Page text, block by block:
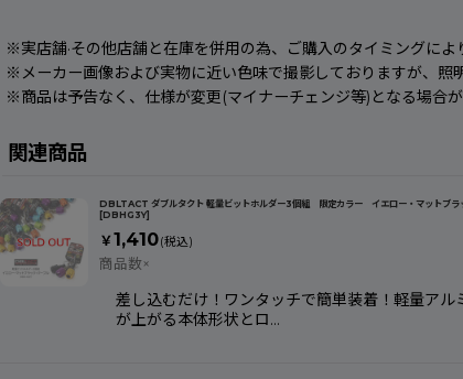
※実店舗·その他店舗と在庫を併用の為、ご購入のタイミングによ
※メーカー画像および実物に近い色味で撮影しておりますが、照
※商品は予告なく、仕様が変更(マイナーチェンジ等)となる場合
関連商品
DBLTACT ダブルタクト 軽量ビットホルダー3個組 限定カラー イエロー・マットブラ
[DBHG3Y]
￥ 1,410(税込)
商品数×
差し込むだけ！ワンタッチで簡単装着！軽量ア
が上がる本体形状とロ…